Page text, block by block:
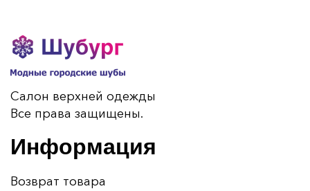
Салон верхней одежды
Все права защищены.
Информация
Возврат товара